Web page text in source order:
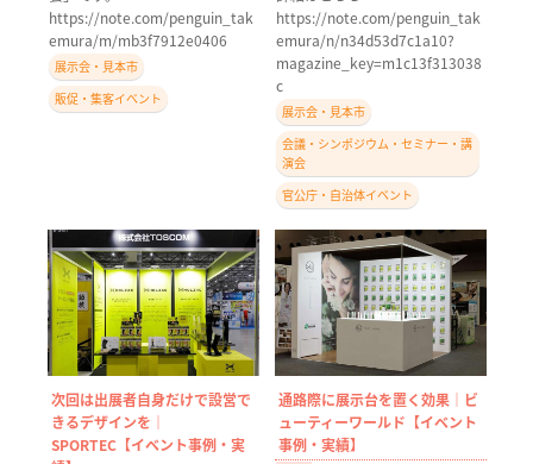
https://note.com/penguin_tak
emura/m/mb3f7912e0406
展示会・見本市
販促・集客イベント
https://note.com/penguin_tak
emura/n/n34d53d7c1a10?
magazine_key=m1c13f313038
c
展示会・見本市
会議・シンポジウム・セミナー・講
演会
官公庁・自治体イベント
次回は出展者自身だけで設営で
きるデザインを｜
SPORTEC【イベント事例・実
通路際に展示台を置く効果｜ビ
ューティーワールド【イベント
事例・実績】